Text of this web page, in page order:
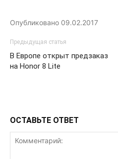
Опубликовано 09.02.2017
Предыдущая статья
В Европе открыт предзаказ
на Honor 8 Lite
ОСТАВЬТЕ ОТВЕТ